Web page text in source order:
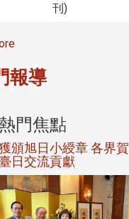
刊)
報導
門焦點
頒旭日小綬章 各界賀
日交流貢獻